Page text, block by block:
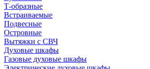
Т-образные
Встраиваемые
Подвесные
Островные
Вытяжки с СВЧ
Духовые шкафы
Газовые духовые шкафы